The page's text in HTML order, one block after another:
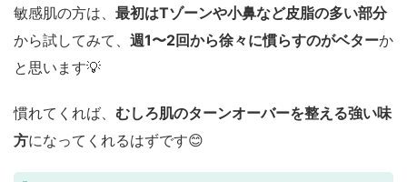
敏感肌の方は、 最初はTゾーンや小鼻など皮脂の多い部分
から試してみて、 週1〜2回から徐々に慣らすのがベターか
と思います💡
慣れてくれば、 むしろ肌のターンオーバーを整える強い味
方になってくれるはずです😊